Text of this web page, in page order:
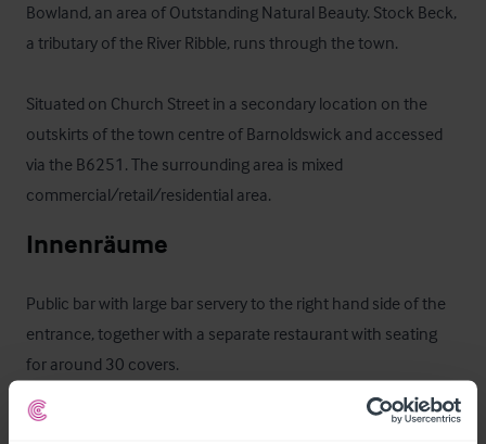
Bowland, an area of Outstanding Natural Beauty. Stock Beck,
a tributary of the River Ribble, runs through the town.
Situated on Church Street in a secondary location on the
outskirts of the town centre of Barnoldswick and accessed
via the B6251. The surrounding area is mixed
commercial/retail/residential area.
Innenräume
Public bar with large bar servery to the right hand side of the
entrance, together with a separate restaurant with seating
for around 30 covers.
The total approximate Gross Internal Area is 408sq.m